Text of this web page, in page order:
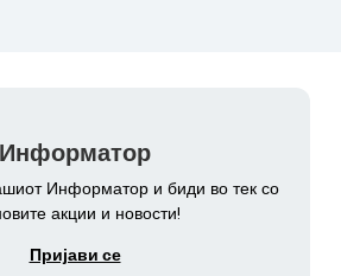
Информатор
Информатор и биди во тек со
акции и новости!
Пријави се